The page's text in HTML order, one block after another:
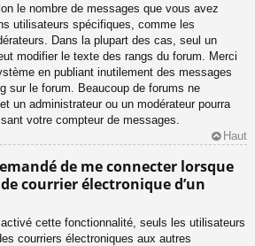
le nombre de messages que vous avez
utilisateurs spécifiques, comme les
Dans la plupart des cas, seul un
modifier le texte des rangs du forum. Merci
en publiant inutilement des messages
sur le forum. Beaucoup de forums ne
un administrateur ou un modérateur pourra
votre compteur de messages.
Haut
de me connecter lorsque
courrier électronique d’un
cette fonctionnalité, seuls les utilisateurs
courriers électroniques aux autres